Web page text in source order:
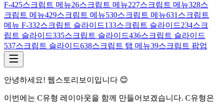
F-425스크립트 메뉴26스크립트 메뉴227스크립트 메뉴328스
크립트 메뉴429스크립트 메뉴530스크립트 메뉴631 스크립트
메뉴 F-332스크립트 슬라이드133스크립트 슬라이드234스크
립트 슬라이드335스크립트 슬라이드436스크립트 슬라이드
537스크립트 슬라이드638스크립트 탭 메뉴39스크립트 팝업
안녕하세요! 웹스토리보이입니다 😊
이번에는 C유형 레이아웃을 함께 만들어보겠습니다. C유형은